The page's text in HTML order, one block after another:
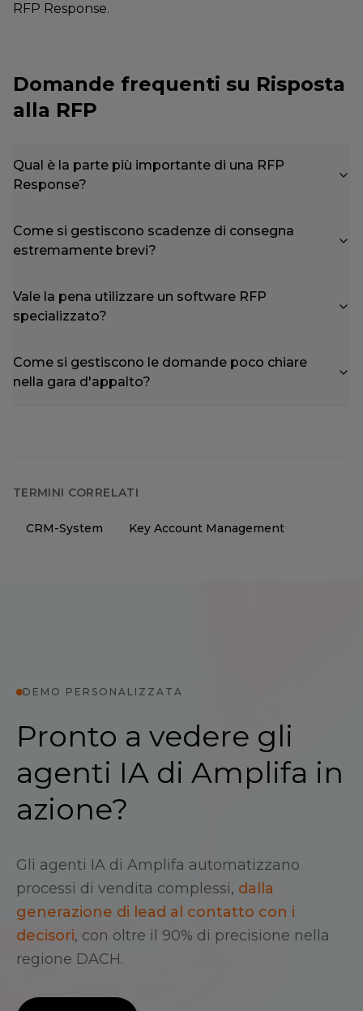
RFP Response.
Domande frequenti su Risposta
alla RFP
Qual è la parte più importante di una RFP
Response?
Come si gestiscono scadenze di consegna
estremamente brevi?
Vale la pena utilizzare un software RFP
specializzato?
Come si gestiscono le domande poco chiare
nella gara d'appalto?
TERMINI CORRELATI
CRM-System Key Account Management
DEMO PERSONALIZZATA
Pronto a vedere gli
agenti IA di Amplifa in
azione?
Gli agenti IA di Amplifa automatizzano
processi di vendita complessi, dalla
generazione di lead al contatto con i
decisori, con oltre il 90% di precisione nella
regione DACH.